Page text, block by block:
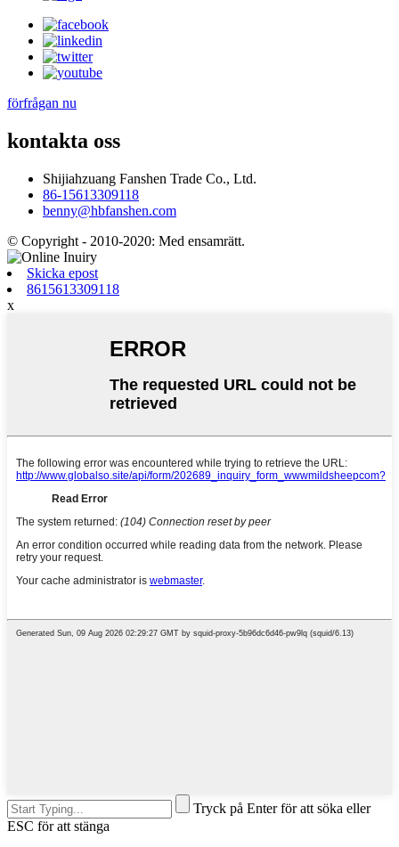
förfrågan nu
kontakta oss
Shijiahzuang Fanshen Trade Co., Ltd.
86-15613309118
benny@hbfanshen.com
© Copyright - 2010-2020: Med ensamrätt.
Skicka epost
8615613309118
x
Tryck på Enter för att söka eller
ESC för att stänga